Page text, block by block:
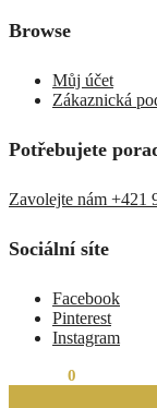
Browse
Můj účet
Zákaznická
Potřebujete
Zavolejte nám +421
Sociální síte
Facebook
Pinterest
Instagram
0